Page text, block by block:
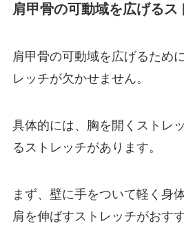
肩甲骨の可動域を広げるス
肩甲骨の可動域を広げるため
レッチが欠かせません。
具体的には、胸を開くストレ
るストレッチがあります。
まず、壁に手をついて軽く身
肩を伸ばすストレッチがおす